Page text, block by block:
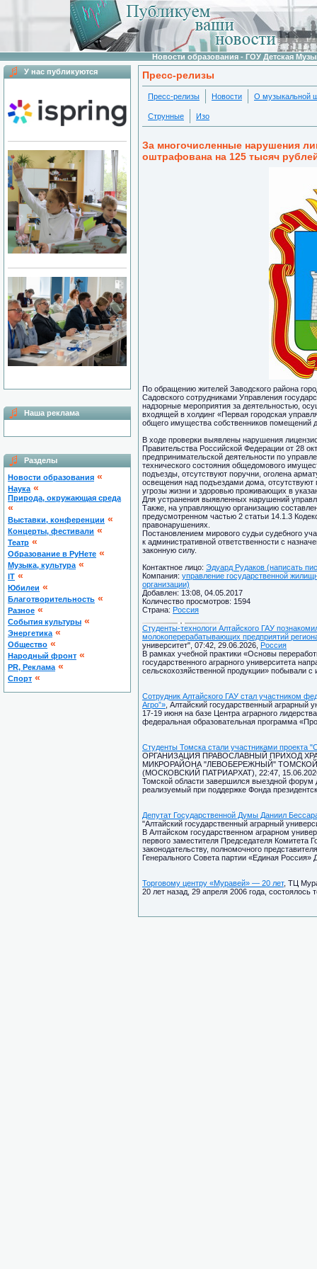
Новости образования - ГОУ Детская
У нас публикуются
Наша реклама
Разделы
Новости образования «
Наука «
Природа, окружающая среда
«
Выставки, конференции «
Концерты, фестивали «
Театр «
Образование в РуНете «
Музыка, культура «
IT «
Юбилеи «
Благотворительность «
Разное «
Cобытия культуры «
Энергетика «
Общество «
Народный фронт «
PR, Реклама «
Спорт «
Пресс-релизы
Пресс-релизы Новости О музыкальной
Струнные Изо
За многочисленные нарушения
оштрафована на 125 тысяч
По обращению жителей Заводского района
Садовского сотрудниками Управления
надзорные мероприятия за деятельностью,
входящей в холдинг «Первая городская
общего имущества собственников помещений
В ходе проверки выявлены нарушения
Правительства Российской Федерации от 28
предпринимательской деятельности по
технического состояния общедомового
подъезды, отсутствуют поручни, оголена
освещения над подъездами дома,
угрозы жизни и здоровью проживающих в
Для устранения выявленных нарушений
Также, на управляющую организацию
предусмотренном частью 2 статьи 14.1.3
правонарушениях.
Постановлением мирового судьи судебного
к административной ответственности с
законную силу.
Контактное лицо: Эдуард Рудаков (написать
Компания: управление государственной
организации)
Добавлен: 13:08, 04.05.2017
Количество просмотров: 1594
Страна: Россия
Студенты-технологи Алтайского ГАУ
молокоперерабатывающих предприятий
университет", 07:42, 29.06.2026, Россия
В рамках учебной практики «Основы
государственного аграрного университета
сельскохозяйственной продукции» побывали
Сотрудник Алтайского ГАУ стал участником
Агро”» , Алтайский государственный аграрный
17-19 июня на базе Центра аграрного
федеральная образовательная программа
Студенты Томска стали участниками проекта
ОРГАНИЗАЦИЯ ПРАВОСЛАВНЫЙ ПРИХОД
МИКРОРАЙОНА "ЛЕВОБЕРЕЖНЫЙ"
(МОСКОВСКИЙ ПАТРИАРХАТ), 22:47,
Томской области завершился выездной форум
реализуемый при поддержке Фонда
Депутат Государственной Думы Даниил
"Алтайский государственный аграрный
В Алтайском государственном аграрном
первого заместителя Председателя Комитета
законодательству, полномочного
Генерального Совета партии «Единая
Торговому центру «Муравей» — 20 лет, ТЦ
20 лет назад, 29 апреля 2006 года, состоялось